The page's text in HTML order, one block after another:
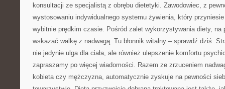
konsultacji ze specjalistą z obrębu dietetyki. Zawodowiec, z
wystosowaniu indywidualnego systemu żywienia, który
wybitnie prędkim czasie. Pośród zalet wykorzystywania diety, na
wskazać walkę z nadwagą. Tu błonnik witalny – sprawdź dziś.
nie jedynie ulga dla ciała, ale również ulepszenie komfortu
zapraszamy po więcej wiadomości. Razem ze zrzuceniem
kobieta czy mężczyzna, automatycznie zyskuje na pewności